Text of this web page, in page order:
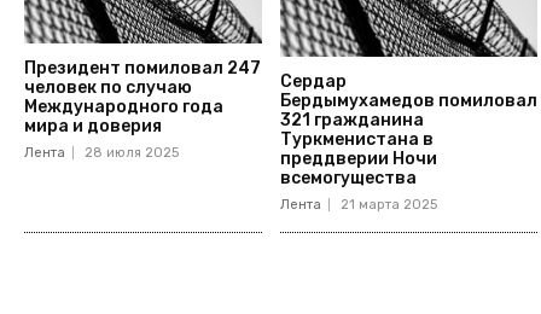
Президент помиловал 247
человек по случаю
Международного года
мира и доверия
Лента 28 июля 2025
Сердар
Бердымухамедов помиловал
321 гражданина
Туркменистана в
преддверии Ночи
всемогущества
Лента 21 марта 2025